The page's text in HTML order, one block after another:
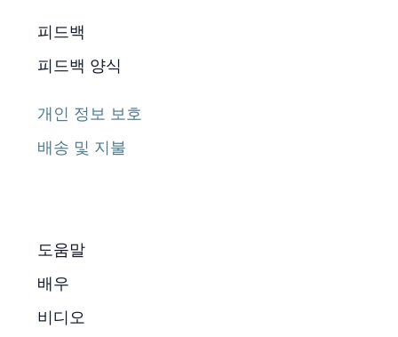
피드백
피드백 양식
개인 정보 보호
배송 및 지불
도움말
배우
비디오